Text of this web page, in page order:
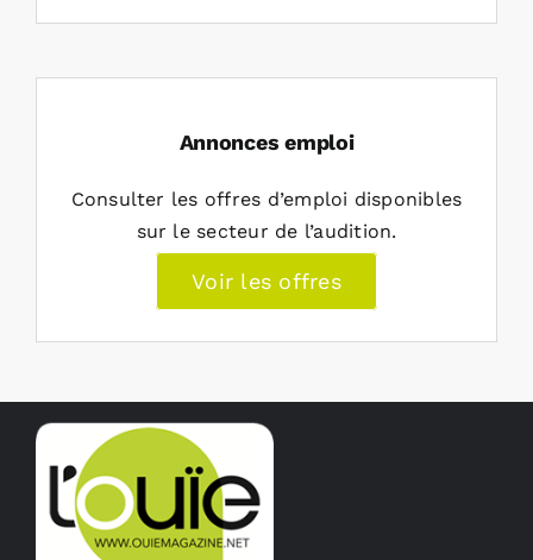
Annonces emploi
Consulter les offres d’emploi disponibles
sur le secteur de l’audition.
Voir les offres